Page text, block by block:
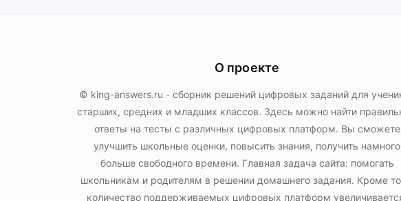
О проекте
© king-answers.ru - сборник решений цифровых заданий для
старших, средних и младших классов. Здесь можно найти
ответы на тесты с различных цифровых платформ. Вы сможете
улучшить школьные оценки, повысить знания, получить намного
больше свободного времени. Главная задача сайта: помогать
школьникам и родителям в решении домашнего задания. Кроме
количество поддерживаемых цифровых платформ